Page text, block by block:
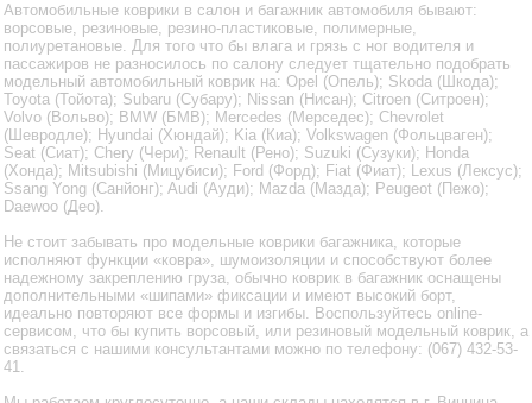
Автомобильные коврики в салон и багажник автомобиля бывают:
ворсовые, резиновые, резино-пластиковые, полимерные,
полиуретановые. Для того что бы влага и грязь с ног водителя и
пассажиров не разносилось по салону следует тщательно подобрать
модельный автомобильный коврик на: Opel (Опель); Skoda (Шкода);
Toyota (Тойота); Subaru (Субару); Nissan (Нисан); Citroen (Ситроен);
Volvo (Вольво); BMW (БМВ); Mercedes (Мерседес); Chevrolet
(Шевродле); Hyundai (Хюндай); Kia (Киа); Volkswagen (Фольцваген);
Seat (Сиат); Chery (Чери); Renault (Рено); Suzuki (Сузуки); Honda
(Хонда); Mitsubishi (Мицубиси); Ford (Форд); Fiat (Фиат); Lexus (Лексус);
Ssang Yong (Санйонг); Audi (Ауди); Mazda (Мазда); Peugeot (Пежо);
Daewoo (Део).
Не стоит забывать про модельные коврики багажника, которые
исполняют функции «ковра», шумоизоляции и способствуют более
надежному закреплению груза, обычно коврик в багажник оснащены
дополнительными «шипами» фиксации и имеют высокий борт,
идеально повторяют все формы и изгибы. Воспользуйтесь online-
сервисом, что бы купить ворсовый, или резиновый модельный коврик, а
связаться с нашими консультантами можно по телефону: (067) 432-53-
41.